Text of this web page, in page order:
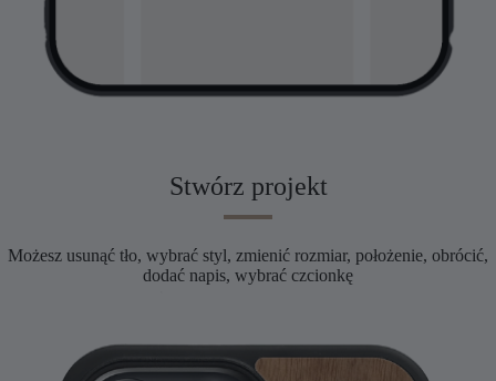
Stwórz projekt
Możesz usunąć tło, wybrać styl, zmienić rozmiar, położenie, obrócić,
dodać napis, wybrać czcionkę